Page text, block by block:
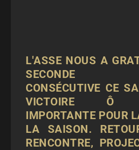
L'ASSE NOUS A
SECONDE
CONSÉCUTIVE CE
VICTOIRE Ô
IMPORTANTE POUR
LA SAISON.
RENCONTRE,